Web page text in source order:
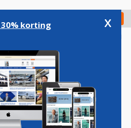
Check in
Podcasts Vacatures
korting x